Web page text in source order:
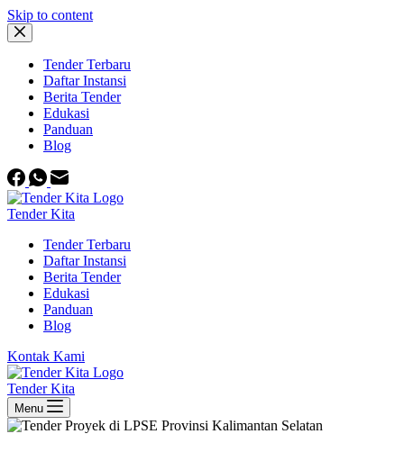
Skip to content
Tender Terbaru
Daftar Instansi
Berita Tender
Edukasi
Panduan
Blog
Tender Kita
Tender Terbaru
Daftar Instansi
Berita Tender
Edukasi
Panduan
Blog
Kontak Kami
Tender Kita
Menu